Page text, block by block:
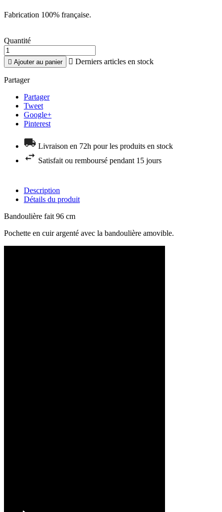
Fabrication 100% française.
Quantité
 Ajouter au panier  Derniers articles en stock
Partager
Partager
Tweet
Google+
Pinterest
Livraison en 72h pour les produits en stock
Satisfait ou remboursé pendant 15 jours
Description
Détails du produit
Bandoulière fait 96 cm
Pochette en cuir argenté avec la bandoulière amovible.